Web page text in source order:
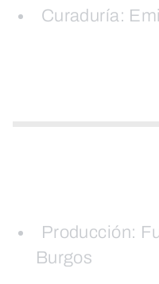
Curaduría:
Producción:
Burgos